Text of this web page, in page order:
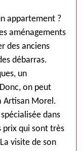
appartement ?
aménagements
des anciens
débarras.
un
on peut
Artisan Morel.
dans
prix qui sont très
visite de son